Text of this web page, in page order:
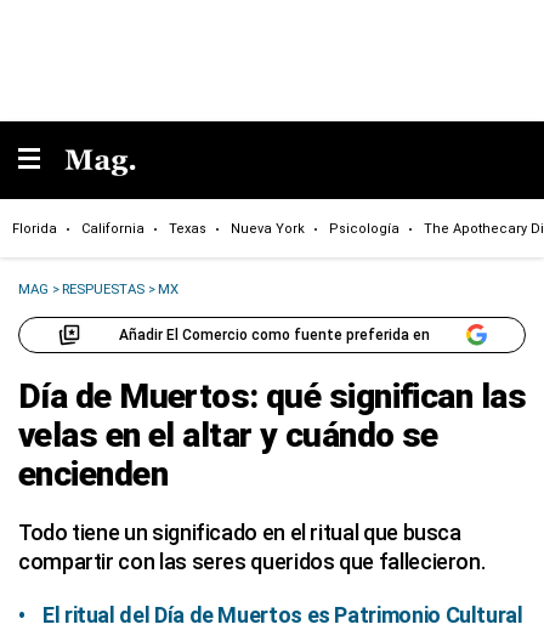
Florida California Texas Nueva York Psicología The Apothecary
MAG >RESPUESTAS >MX
Añadir El Comercio como fuente preferida en
Día de Muertos: qué significan las
velas en el altar y cuándo se
encienden
Todo tiene un significado en el ritual que busca
compartir con las seres queridos que fallecieron.
El ritual del Día de Muertos es Patrimonio Cultural